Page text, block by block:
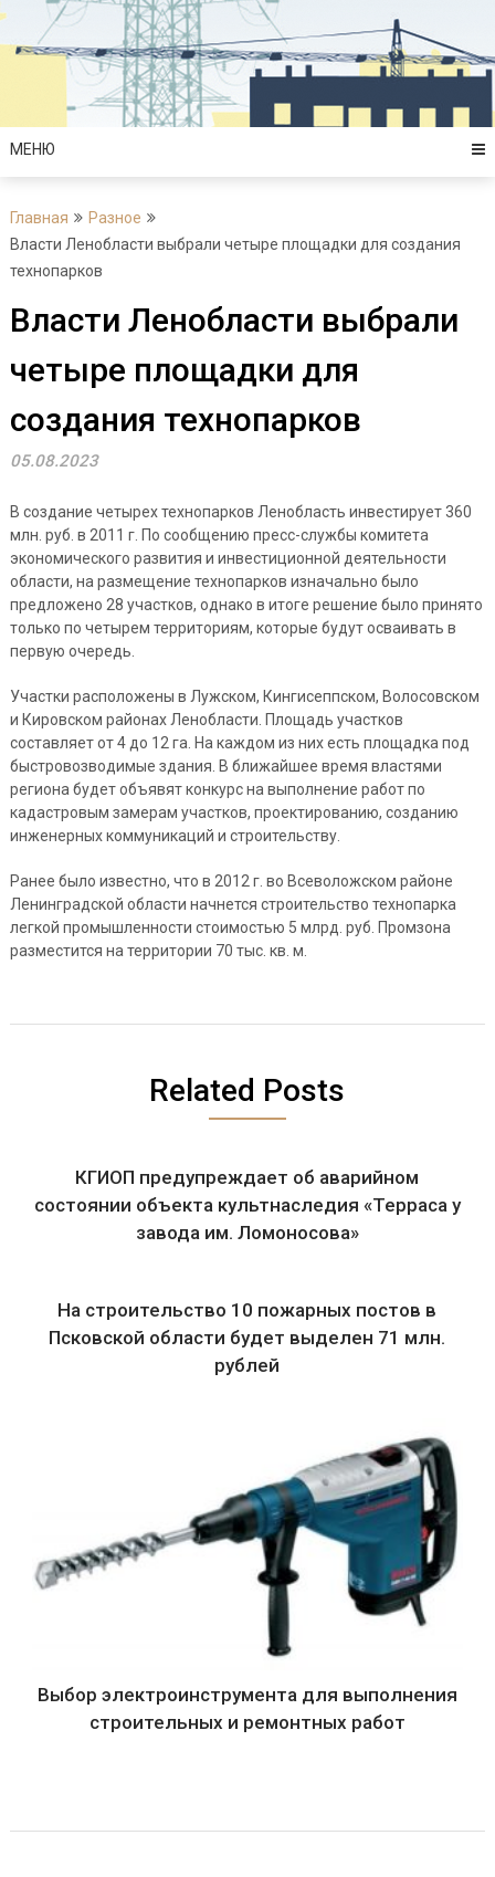
Перейти
содержимому
МЕНЮ
Главная
Разное
Власти Ленобласти выбрали четыре площадки для создания
технопарков
Власти Ленобласти выбрали
четыре площадки для
создания технопарков
05.08.2023
В создание четырех технопарков Ленобласть инвестирует 360
млн. руб. в 2011 г. По сообщению пресс-службы комитета
экономического развития и инвестиционной деятельности
области, на размещение технопарков изначально было
предложено 28 участков, однако в итоге решение было принято
только по четырем территориям, которые будут осваивать в
первую очередь.
Участки расположены в Лужском, Кингисеппском, Волосовском
и Кировском районах Ленобласти. Площадь участков
составляет от 4 до 12 га. На каждом из них есть площадка под
быстровозводимые здания. В ближайшее время властями
региона будет объявят конкурс на выполнение работ по
кадастровым замерам участков, проектированию, созданию
инженерных коммуникаций и строительству.
Ранее было известно, что в 2012 г. во Всеволожском районе
Ленинградской области начнется строительство технопарка
легкой промышленности стоимостью 5 млрд. руб. Промзона
разместится на территории 70 тыс. кв. м.
Related Posts
КГИОП предупреждает об аварийном
состоянии объекта культнаследия «Терраса у
завода им. Ломоносова»
На строительство 10 пожарных постов в
Псковской области будет выделен 71 млн.
рублей
Выбор электроинструмента для выполнения
строительных и ремонтных работ